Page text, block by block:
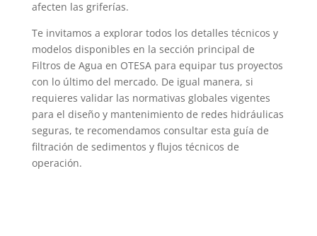
afecten las griferías.
Te invitamos a explorar todos los detalles técnicos y
modelos disponibles en la sección principal de
Filtros de Agua en OTESA para equipar tus proyectos
con lo último del mercado. De igual manera, si
requieres validar las normativas globales vigentes
para el diseño y mantenimiento de redes hidráulicas
seguras, te recomendamos consultar esta guía de
filtración de sedimentos y flujos técnicos de
operación.